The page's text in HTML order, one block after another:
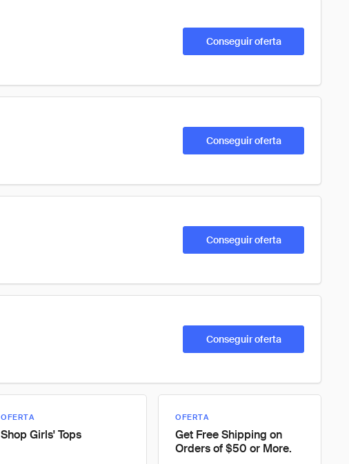
Conseguir oferta
Conseguir oferta
Conseguir oferta
Conseguir oferta
OFERTA
Shop Girls' Tops
OFERTA
Get Free Shipping on
Orders of $50 or More.